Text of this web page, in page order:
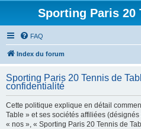
Sporting Paris 20
FAQ
Index du forum
Sporting Paris 20 Tennis de
confidentialité
Cette politique explique en détail
Table » et ses sociétés affiliées
« nos », « Sporting Paris 20 Tennis de